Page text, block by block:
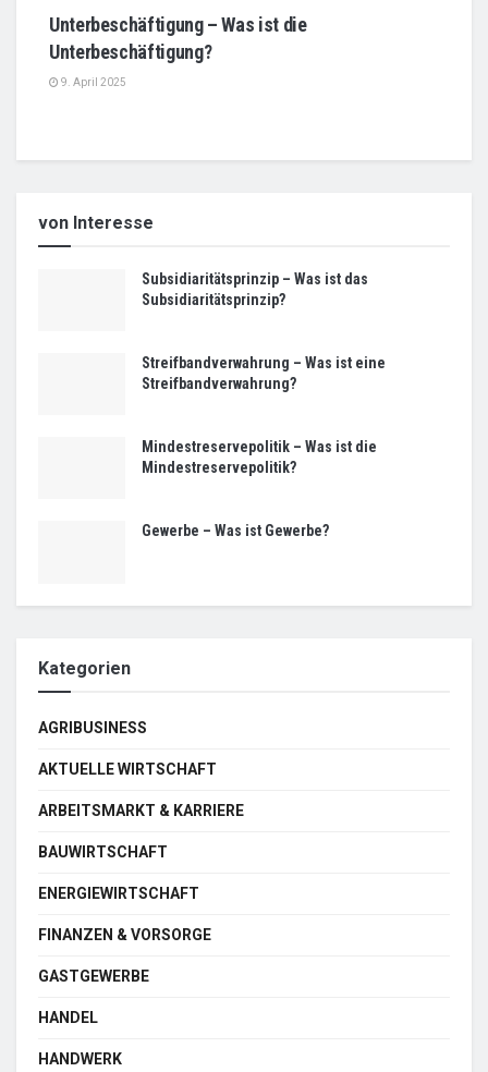
Unterbeschäftigung – Was ist die
Unterbeschäftigung?
9. April 2025
von Interesse
Subsidiaritätsprinzip – Was ist das
Subsidiaritätsprinzip?
Streifbandverwahrung – Was ist eine
Streifbandverwahrung?
Mindestreservepolitik – Was ist die
Mindestreservepolitik?
Gewerbe – Was ist Gewerbe?
Kategorien
AGRIBUSINESS
AKTUELLE WIRTSCHAFT
ARBEITSMARKT & KARRIERE
BAUWIRTSCHAFT
ENERGIEWIRTSCHAFT
FINANZEN & VORSORGE
GASTGEWERBE
HANDEL
HANDWERK